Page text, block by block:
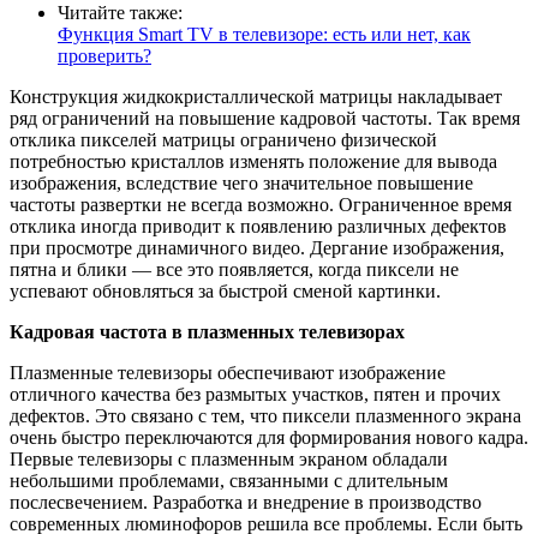
Читайте также:
Функция Smart TV в телевизоре: есть или нет, как
проверить?
Конструкция жидкокристаллической матрицы накладывает
ряд ограничений на повышение кадровой частоты. Так время
отклика пикселей матрицы ограничено физической
потребностью кристаллов изменять положение для вывода
изображения, вследствие чего значительное повышение
частоты развертки не всегда возможно. Ограниченное время
отклика иногда приводит к появлению различных дефектов
при просмотре динамичного видео. Дергание изображения,
пятна и блики — все это появляется, когда пиксели не
успевают обновляться за быстрой сменой картинки.
Кадровая частота в плазменных телевизорах
Плазменные телевизоры обеспечивают изображение
отличного качества без размытых участков, пятен и прочих
дефектов. Это связано с тем, что пиксели плазменного экрана
очень быстро переключаются для формирования нового кадра.
Первые телевизоры с плазменным экраном обладали
небольшими проблемами, связанными с длительным
послесвечением. Разработка и внедрение в производство
современных люминофоров решила все проблемы. Если быть